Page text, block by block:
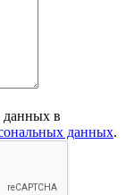
данных в
данных.